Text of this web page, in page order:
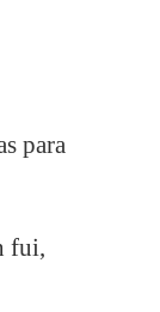
para
fui,